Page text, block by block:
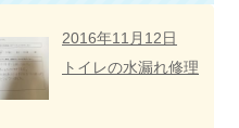
2016年11月12日
トイレの水漏れ修理